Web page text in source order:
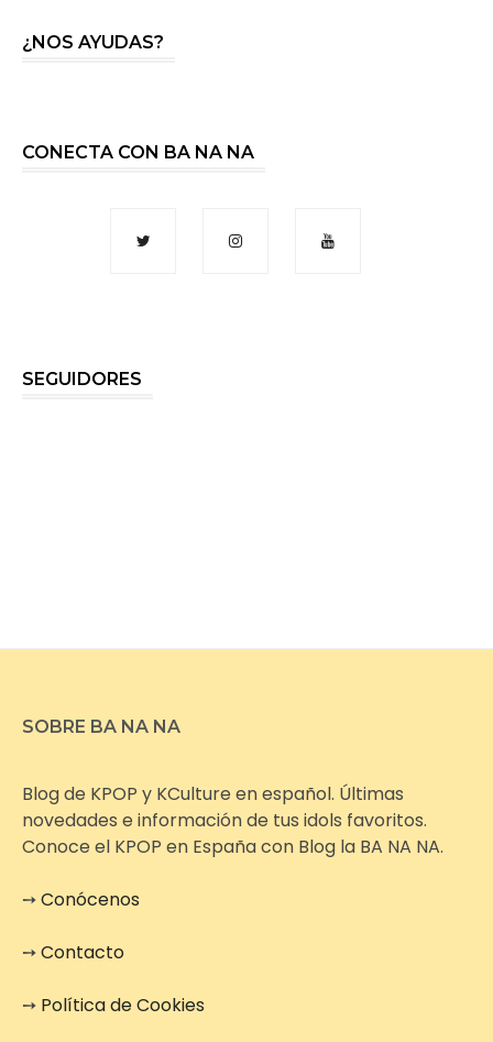
¿NOS AYUDAS?
CONECTA CON BA NA NA
SEGUIDORES
SOBRE BA NA NA
Blog de KPOP y KCulture en español. Últimas
novedades e información de tus idols favoritos.
Conoce el KPOP en España con Blog la BA NA NA.
➙Conócenos
➙Contacto
➙ Política de Cookies